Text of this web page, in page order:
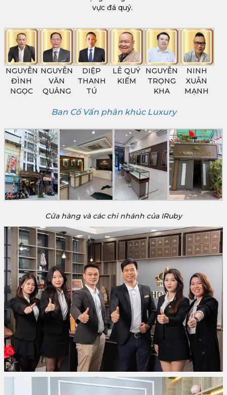
vực đá quý.
NGUYỄN
ĐÌNH
NGỌC
NGUYỄN
VĂN
QUẢNG
DIỆP
THANH
TÚ
LÊ QUÝ
KIẾM
NGUYỄN
TRỌNG
KHA
NINH
XUÂN
MẠNH
Ban Cố Vấn phân khúc Luxury
Cửa hàng và các chi nhánh của IRuby